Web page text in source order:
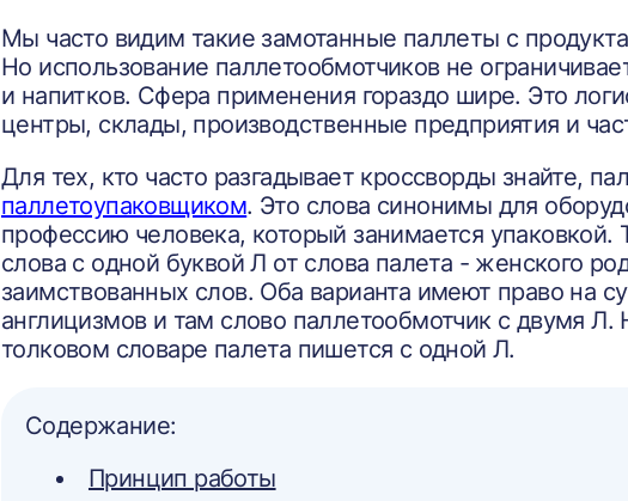
Мы часто видим такие замотанные паллеты с
Но использование паллетообмотчиков не
и напитков. Сфера применения гораздо шире. Это
центры, склады, производственные предприятия и
Для тех, кто часто разгадывает кроссворды знайте,
паллетоупаковщиком. Это слова синонимы для
профессию человека, который занимается упаковкой.
слова с одной буквой Л от слова палета - женского
заимствованных слов. Оба варианта имеют право на
англицизмов и там слово паллетообмотчик с двумя Л.
толковом словаре палета пишется с одной Л.
Содержание:
Принцип работы